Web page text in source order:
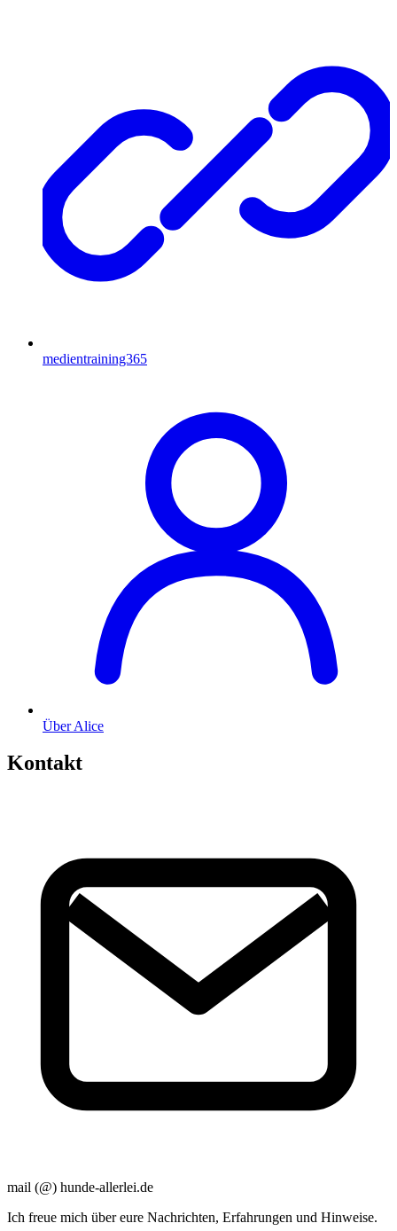
medientraining365
Über Alice
Kontakt
mail (@) hunde-allerlei.de
Ich freue mich über eure Nachrichten, Erfahrungen und Hinweise.